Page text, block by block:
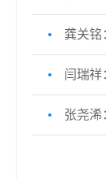
龚关铭
闫瑞祥
张尧浠